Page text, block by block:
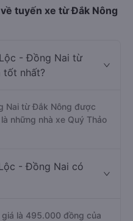
tuyến xe từ Đắk Nông
- Đồng Nai từ
tốt nhất?
Nai từ Đắk Nông được
những nhà xe Quý Thảo
- Đồng Nai có
là 495.000 đồng của